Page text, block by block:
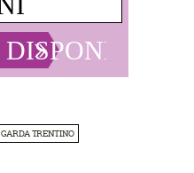
GARDA TRENTINO